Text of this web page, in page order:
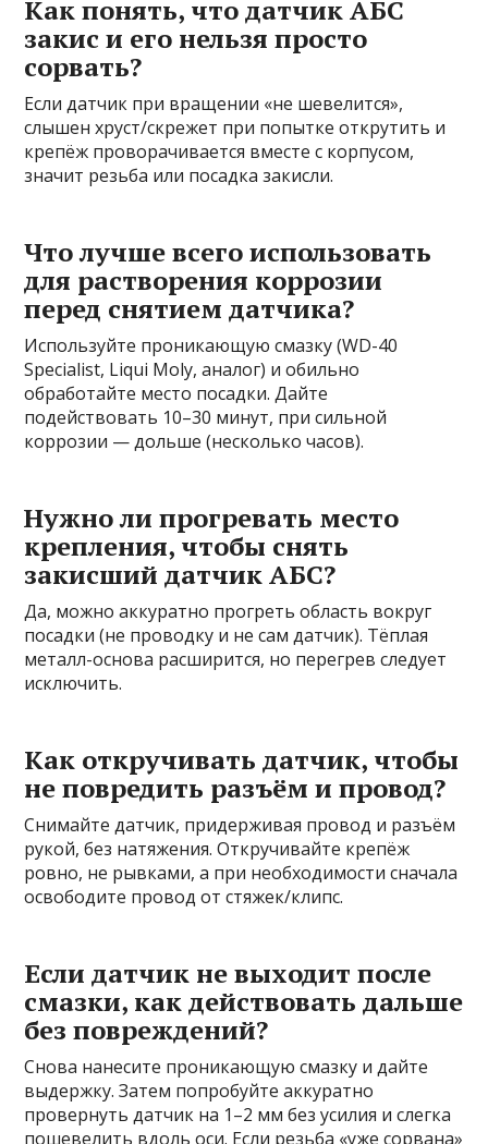
Как понять, что датчик АБС
закис и его нельзя просто
сорвать?
Если датчик при вращении «не шевелится»,
слышен хруст/скрежет при попытке открутить и
крепёж проворачивается вместе с корпусом,
значит резьба или посадка закисли.
Что лучше всего использовать
для растворения коррозии
перед снятием датчика?
Используйте проникающую смазку (WD-40
Specialist, Liqui Moly, аналог) и обильно
обработайте место посадки. Дайте
подействовать 10–30 минут, при сильной
коррозии — дольше (несколько часов).
Нужно ли прогревать место
крепления, чтобы снять
закисший датчик АБС?
Да, можно аккуратно прогреть область вокруг
посадки (не проводку и не сам датчик). Тёплая
металл-основа расширится, но перегрев следует
исключить.
Как откручивать датчик, чтобы
не повредить разъём и провод?
Снимайте датчик, придерживая провод и разъём
рукой, без натяжения. Откручивайте крепёж
ровно, не рывками, а при необходимости сначала
освободите провод от стяжек/клипс.
Если датчик не выходит после
смазки, как действовать дальше
без повреждений?
Снова нанесите проникающую смазку и дайте
выдержку. Затем попробуйте аккуратно
провернуть датчик на 1–2 мм без усилия и слегка
пошевелить вдоль оси. Если резьба «уже сорвана»